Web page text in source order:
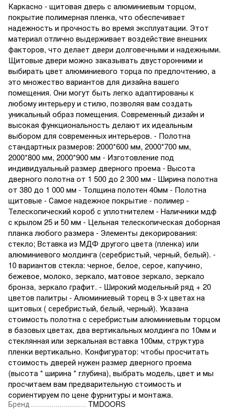
Каркасно - щитовая дверь с алюминиевым торцом,
покрытие полимерная пленка, что обеспечивает
надежность и прочность во время эксплуатации. Этот
материал отлично выдерживает воздействие внешних
факторов, что делает двери долговечными и надежными.
Щитовые двери можно заказывать двусторонними и
выбирать цвет алюминиевого торца по предпочтению, а
это множество вариантов для дизайна вашего
помещения. Они могут быть легко адаптированы к
любому интерьеру и стилю, позволяя вам создать
уникальный образ помещения. Современный дизайн и
высокая функциональность делают их идеальным
выбором для современных интерьеров. - Полотна
стандартных размеров: 2000*600 мм, 2000*700 мм,
2000*800 мм, 2000*900 мм - Изготовление под
индивидуальный размер дверного проема - Высота
дверного полотна от 1 500 до 2 300 мм - Ширина полотна
от 380 до 1 000 мм - Толщина полотен 40мм - Полотна
щитовые - Самое надежное покрытие - полимер -
Телескопический короб с уплотнителем - Наличники мдф
с крылом 25 и 50 мм - Цельная телескопическая доборная
планка любого размера - Элементы декорирования:
стекло; Вставка из МДФ другого цвета (пленка) или
алюминиевого молдинга (серебристый, черный, белый). -
10 вариантов стекла: черное, белое, серое, капучино,
бежевое, молоко, зеркало, матовое зеркало, зеркало
бронза, зеркало графит. - Широкий модельный ряд + 20
цветов палитры - Алюминиевый торец в 3-х цветах на
щитовых ( серебристый, белый, черный). Указана
стоимость полотна с серебристым алюминиевым торцом
в базовых цветах, два вертикальных молдинга по 10мм и
стеклянная или зеркальная вставка 100мм, структура
пленки вертикально. Конфигуратор: чтобы просчитать
стоимость дверей нужен размер дверного проема
(высота * ширина * глубина), выбрать модель, цвет и мы
просчитаем вам предварительную стоимость и
сориентируем по цене фурнитуры и монтажа.
Бренд
TMDOORS